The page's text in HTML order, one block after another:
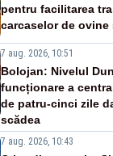
pentru facilitarea
carcaselor de ovine
7 aug. 2026, 10:51
Bolojan: Nivelul
funcționare a
de patru-cinci zile
scădea
7 aug. 2026, 10:43